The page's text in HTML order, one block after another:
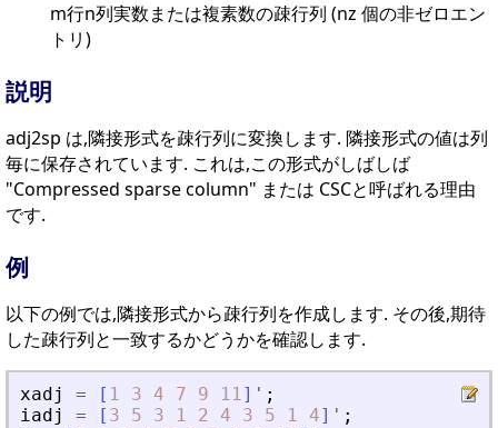
m行n列実数または複素数の疎行列 (nz 個の非ゼロエン
トリ)
説明
adj2sp は,隣接形式を疎行列に変換します. 隣接形式の値は列
毎に保存されています. これは,この形式がしばしば
"Compressed sparse column" または CSCと呼ばれる理由
です.
例
以下の例では,隣接形式から疎行列を作成します. その後,期待
した疎行列と一致するかどうかを確認します.
xadj = [ 1 3 4 7 9 11] ' ;
iadj
= [ 3 5 3 1 2 4 3 5 1 4] ' ;